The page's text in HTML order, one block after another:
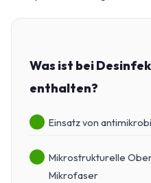
Was ist bei
enthalten?
Einsatz von
Mikrostrukturelle
Mikrofaser